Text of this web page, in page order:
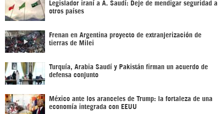
Legislador iraní a A. Saudí: Deje de mendigar seguridad a
otros países
Frenan en Argentina proyecto de extranjerización de
tierras de Milei
Turquía, Arabia Saudí y Pakistán firman un acuerdo de
defensa conjunto
México ante los aranceles de Trump: la fortaleza de una
economía integrada con EEUU